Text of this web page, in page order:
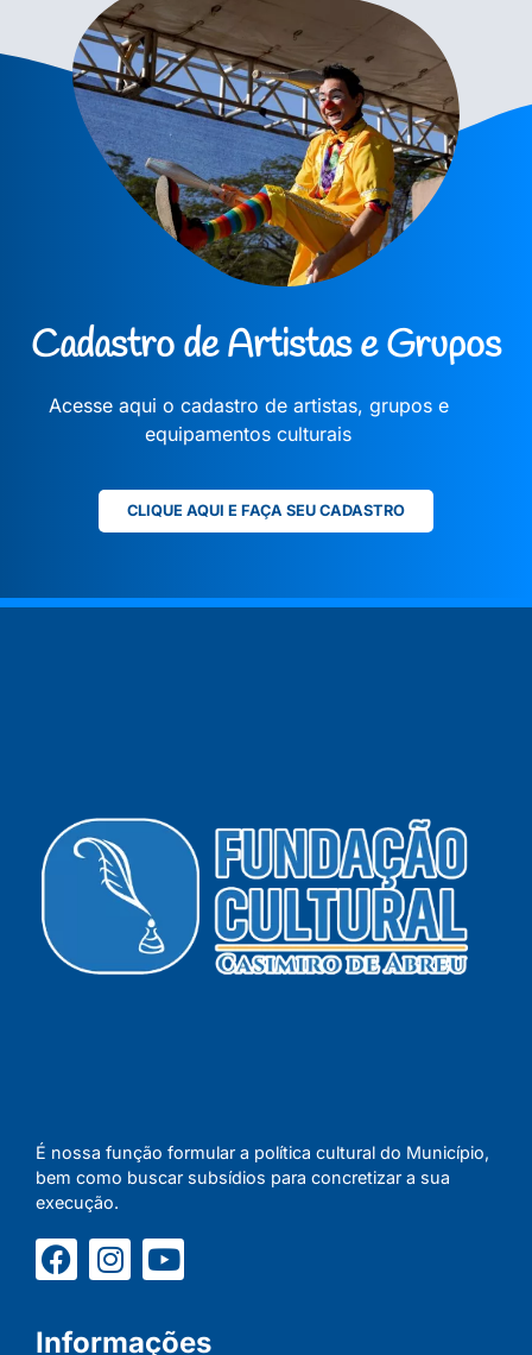
Cadastro de Artistas e Grupos
Acesse aqui o cadastro de artistas, grupos e
equipamentos culturais
CLIQUE AQUI E FAÇA SEU CADASTRO
É nossa função formular a política cultural do Município,
bem como buscar subsídios para concretizar a sua
execução.
Informações